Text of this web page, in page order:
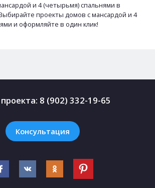
и 4 (четырьмя) спальнями в
проекты домов с мансардой и 4
и оформляйте в один клик!
8 (902) 332-19-65
Консультация